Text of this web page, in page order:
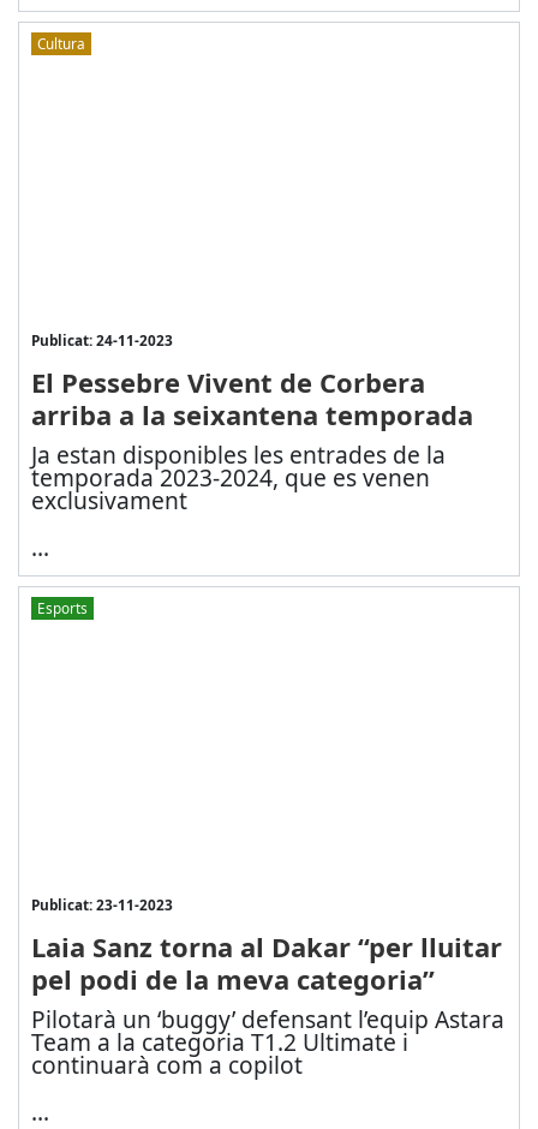
Cultura
Publicat: 24-11-2023
El Pessebre Vivent de Corbera
arriba a la seixantena temporada
Ja estan disponibles les entrades de la
temporada 2023-2024, que es venen
exclusivament
...
Esports
Publicat: 23-11-2023
Laia Sanz torna al Dakar “per lluitar
pel podi de la meva categoria”
Pilotarà un ‘buggy’ defensant l’equip Astara
Team a la categoria T1.2 Ultimate i
continuarà com a copilot
...